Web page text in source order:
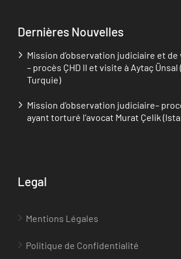
Dernières Nouvelles
Mission d’observation judiciaire et
– procès ÇHD II et visite à Aytaç
Turquie)
Mission d’observation judiciaire–
ayant torturé l’avocat Murat Çelik
Legal
Mentions Légales
Politique de Confidentialité